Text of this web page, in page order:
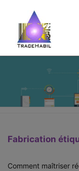
Fabrication
Comment maîtriser